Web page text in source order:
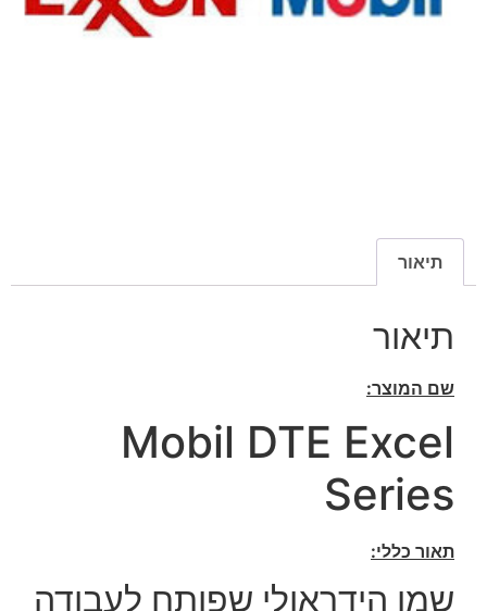
תיאור
תיאור
שם המוצר:
Mobil DTE Excel
Series
תאור כללי:
שמן הידראולי שפותח לעבודה